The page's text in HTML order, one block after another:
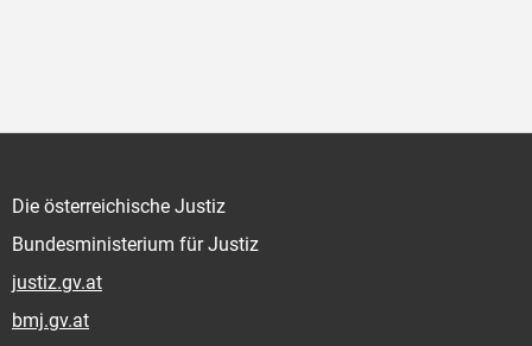
Die österreichische Justiz
Bundesministerium für Justiz
justiz.gv.at
bmj.gv.at